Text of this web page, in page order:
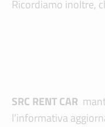
Ricordiamo inoltre,
SRC RENT CAR
l’informativa